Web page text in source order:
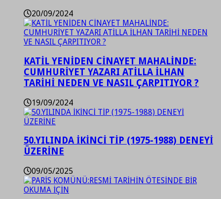
20/09/2024
KATİL YENİDEN CİNAYET MAHALİNDE:
CUMHURİYET YAZARI ATİLLA İLHAN
TARİHİ NEDEN VE NASIL ÇARPITIYOR ?
19/09/2024
50.YILINDA İKİNCİ TİP (1975-1988) DENEYİ
ÜZERİNE
09/05/2025